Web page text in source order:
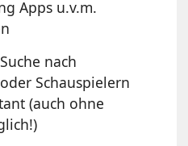
Apps u.v.m.
nach
Schauspielern
(auch ohne